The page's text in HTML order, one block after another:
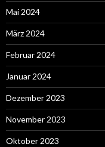
Mai 2024
März 2024
Februar 2024
Januar 2024
Dezember 2023
November 2023
Oktober 2023